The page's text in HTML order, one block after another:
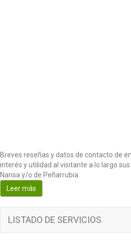
Breves reseñas y datos de contacto de
interés y utilidad al visitante a lo largo sus
Nansa y/o de Peñarrubia.
Leer más
LISTADO DE SERVICIOS